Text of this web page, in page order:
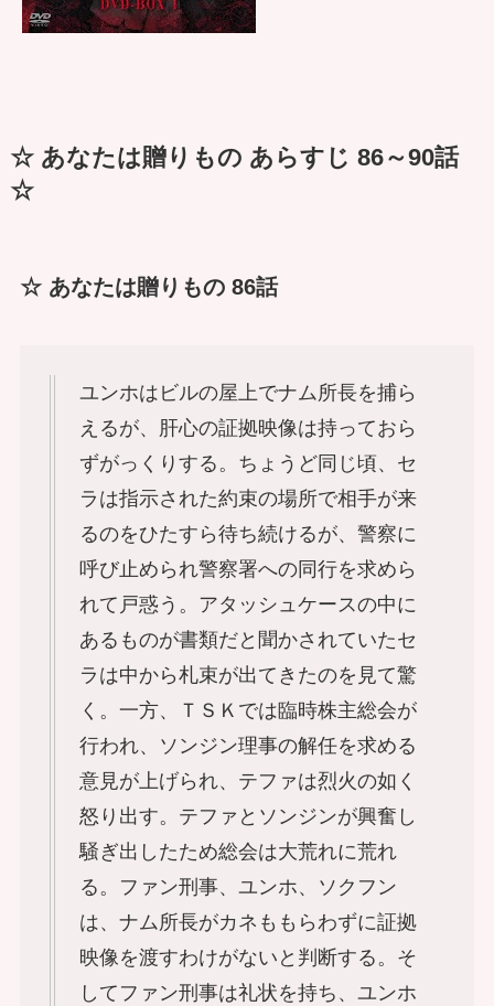
☆ あなたは贈りもの あらすじ 86～90話
☆
☆ あなたは贈りもの 86話
ユンホはビルの屋上でナム所長を捕ら
えるが、肝心の証拠映像は持っておら
ずがっくりする。ちょうど同じ頃、セ
ラは指示された約束の場所で相手が来
るのをひたすら待ち続けるが、警察に
呼び止められ警察署への同行を求めら
れて戸惑う。アタッシュケースの中に
あるものが書類だと聞かされていたセ
ラは中から札束が出てきたのを見て驚
く。一方、ＴＳＫでは臨時株主総会が
行われ、ソンジン理事の解任を求める
意見が上げられ、テファは烈火の如く
怒り出す。テファとソンジンが興奮し
騒ぎ出したため総会は大荒れに荒れ
る。ファン刑事、ユンホ、ソクフン
は、ナム所長がカネももらわずに証拠
映像を渡すわけがないと判断する。そ
してファン刑事は礼状を持ち、ユンホ